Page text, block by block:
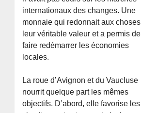
internationaux des changes. Une
monnaie qui redonnait aux choses
leur véritable valeur et a permis de
faire redémarrer les économies
locales.
La roue d’Avignon et du Vaucluse
nourrit quelque part les mêmes
objectifs. D’abord, elle favorise les